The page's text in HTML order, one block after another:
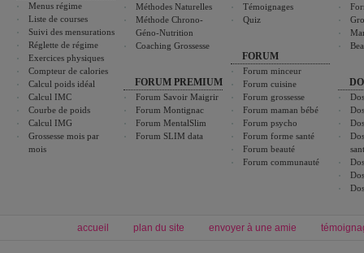
Menus régime
Liste de courses
Suivi des mensurations
Réglette de régime
Exercices physiques
Compteur de calories
Calcul poids idéal
Calcul IMC
Courbe de poids
Calcul IMG
Grossesse mois par
mois
Méthodes Naturelles
Méthode Chrono-
Géno-Nutrition
Coaching Grossesse
FORUM PREMIUM
Forum Savoir Maigrir
Forum Montignac
Forum MentalSlim
Forum SLIM data
Témoignages
Quiz
FORUM
Forum minceur
Forum cuisine
Forum grossesse
Forum maman bébé
Forum psycho
Forum forme santé
Forum beauté
Forum communauté
accueil plan du site envoyer à une amie